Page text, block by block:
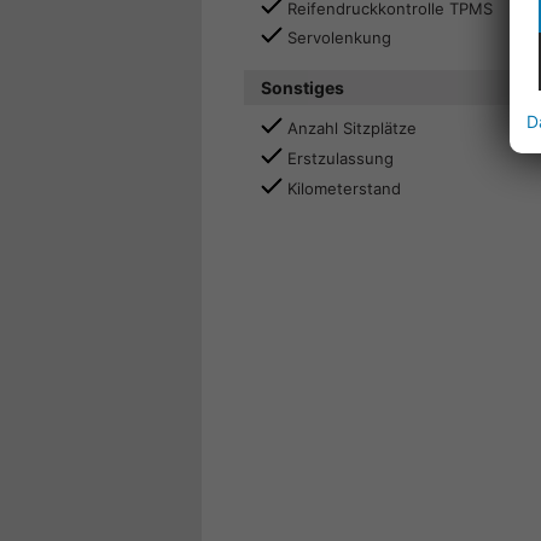
Reifendruckkontrolle TPMS
Servolenkung
Sonstiges
Anzahl Sitzplätze
Erstzulassung
Kilometerstand